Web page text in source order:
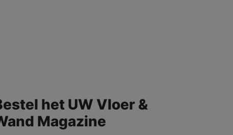
het UW Vloer &
Magazine